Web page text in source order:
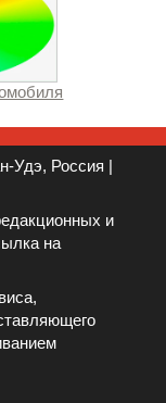
Удэ, Россия |
и
на